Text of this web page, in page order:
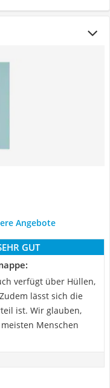
Angebote
GUT
verfügt über Hüllen,
lässt sich die
ist. Wir glauben,
Menschen